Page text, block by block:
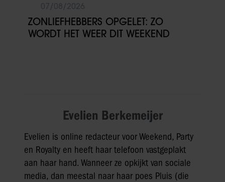
ZONLIEFHEBBERS OPGELET: ZO
WORDT HET WEER DIT WEEKEND
Evelien Berkemeijer
Evelien is online redacteur voor Weekend, Party
en Royalty en heeft haar telefoon vastgeplakt
aan haar hand. Wanneer ze opkijkt van sociale
media, dan meestal naar haar poes Pluis (die